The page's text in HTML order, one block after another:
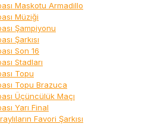
Maskotu Armadillo
Müziği
Şampiyonu
Şarkısı
Son 16
Stadları
Topu
Topu Brazuca
Üçüncülük Maçı
Yarı Final
Favori Şarkısı